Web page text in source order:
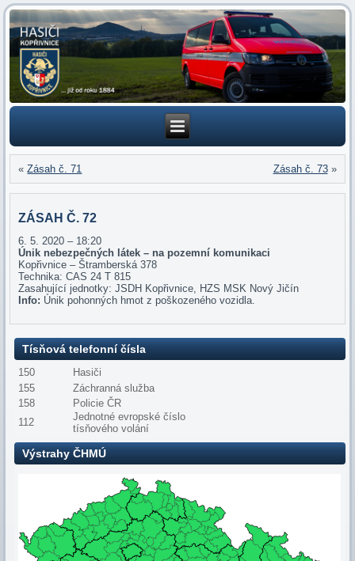
«Zásah č. 71 Zásah č. 73»
ZÁSAH Č. 72
6. 5. 2020 – 18:20
Únik nebezpečných látek – na pozemní komunikaci
Kopřivnice – Štramberská 378
Technika: CAS 24 T 815
Zasahující jednotky: JSDH Kopřivnice, HZS MSK Nový Jičín
Info: Únik pohonných hmot z poškozeného vozidla.
Tísňová telefonní čísla
150
Hasiči
155
Záchranná služba
158
Policie ČR
112
Jednotné evropské číslo
tísňového volání
Výstrahy ČHMÚ